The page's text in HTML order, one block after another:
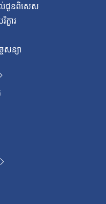
តល់ជូនពិសេស
ខារ
សន្យា